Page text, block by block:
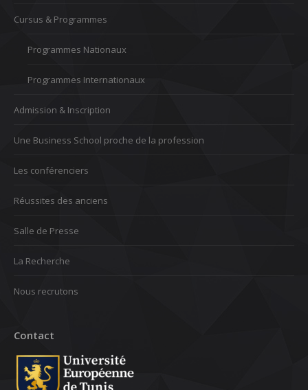
Cursus & Programmes
Programmes Nationaux
Programmes Internationaux
Admission & Inscription
Une Business School proche de la profession
Les conférenciers
Réussites des anciens
Salle de Presse
La Recherche
Nous recrutons
Contact